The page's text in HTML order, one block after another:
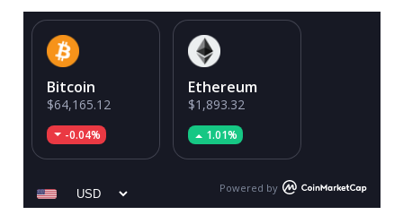
Bitcoin
$64,165.12
-0.04%
Ethereum
$1,893.32
1.01%
Powered by